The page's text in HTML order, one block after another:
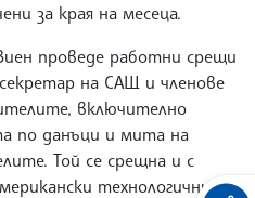
за края на месеца.
проведе работни срещи
на САЩ и членове
включително
по данъци и мита на
Той се срещна и с
технологични и